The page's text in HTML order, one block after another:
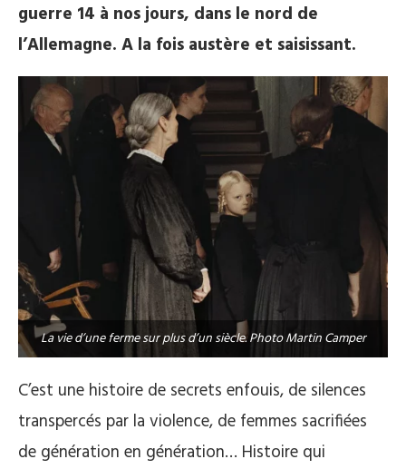
guerre 14 à nos jours, dans le nord de
l’Allemagne. A la fois austère et saisissant.
La vie d’une ferme sur plus d’un siècle. Photo Martin Camper
C’est une histoire de secrets enfouis, de silences
transpercés par la violence, de femmes sacrifiées
de génération en génération… Histoire qui